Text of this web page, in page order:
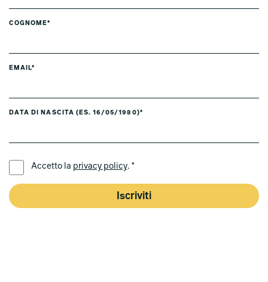
COGNOME*
EMAIL*
DATA DI NASCITA (ES. 16/05/1980)*
Accetto la privacy policy. *
Iscriviti